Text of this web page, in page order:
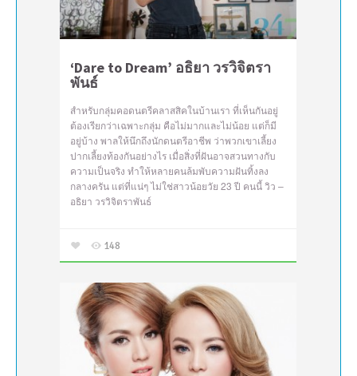
‘Dare to Dream’ อธิยา วรวิจิตรา
พันธ์
สำหรับกลุ่มคอดนตรีคลาสสิคในบ้านเรา ที่เห็นกันอยู่
ต้องเรียกว่าเฉพาะกลุ่ม คือไม่มากและไม่น้อย แต่ก็มี
อยู่บ้าง พาลให้นึกถึงนักดนตรีอาชีพ ว่าพวกเขาเลี้ยง
ปากเลี้ยงท้องกันอย่างไร เมื่อสิ่งที่ฝันอาจสวนทางกับ
ความเป็นจริง ทำให้หลายคนล้มพับความฝันทิ้งลง
กลางครัน แต่ที่แน่ๆ ไม่ใช่สาวน้อยวัย 23 ปี คนนี้ วิว –
อธิยา วรวิจิตราพันธ์
148